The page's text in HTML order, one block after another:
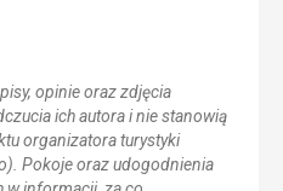
opinie oraz zdjęcia
ich autora i nie stanowią
organizatora turystyki
Pokoje oraz udogodnienia